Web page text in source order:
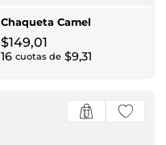
Chaqueta Camel
$149,01
16 cuotas de $9,31